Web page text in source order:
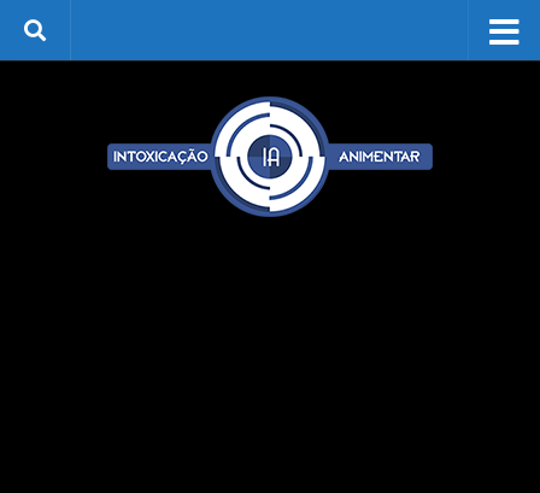
Skip to content